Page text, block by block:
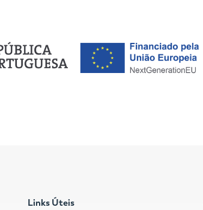
Links Úteis